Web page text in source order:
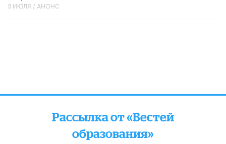
3 ИЮЛЯ / АНОНС
Рассылка от «Вестей
образования»